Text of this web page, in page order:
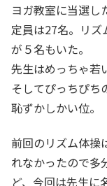
ヨガ教室に当選し
定員は27名。リ
が５名もいた。
先生はめっちゃ若
そしてぴっちぴち
恥ずかしかい位。
前回のリズム体操
れなかったので多
ど、今回は先生に